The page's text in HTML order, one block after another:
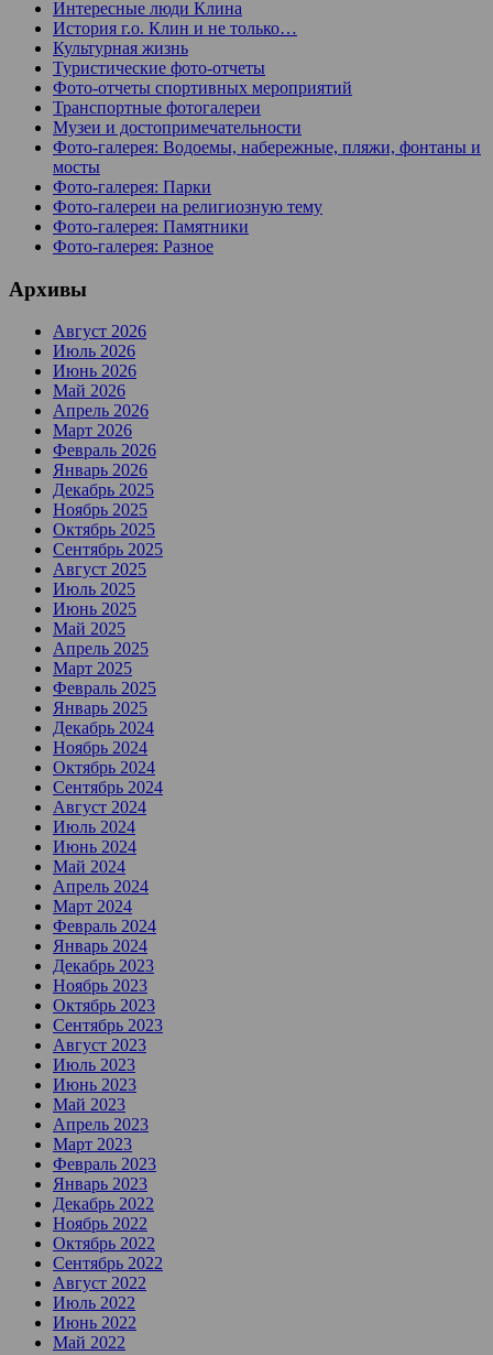
Интересные люди Клина
История г.о. Клин и не только…
Культурная жизнь
Туристические фото-отчеты
Фото-отчеты спортивных мероприятий
Транспортные фотогалереи
Музеи и достопримечательности
Фото-галерея: Водоемы, набережные, пляжи, фонтаны и
мосты
Фото-галерея: Парки
Фото-галереи на религиозную тему
Фото-галерея: Памятники
Фото-галерея: Разное
Архивы
Август 2026
Июль 2026
Июнь 2026
Май 2026
Апрель 2026
Март 2026
Февраль 2026
Январь 2026
Декабрь 2025
Ноябрь 2025
Октябрь 2025
Сентябрь 2025
Август 2025
Июль 2025
Июнь 2025
Май 2025
Апрель 2025
Март 2025
Февраль 2025
Январь 2025
Декабрь 2024
Ноябрь 2024
Октябрь 2024
Сентябрь 2024
Август 2024
Июль 2024
Июнь 2024
Май 2024
Апрель 2024
Март 2024
Февраль 2024
Январь 2024
Декабрь 2023
Ноябрь 2023
Октябрь 2023
Сентябрь 2023
Август 2023
Июль 2023
Июнь 2023
Май 2023
Апрель 2023
Март 2023
Февраль 2023
Январь 2023
Декабрь 2022
Ноябрь 2022
Октябрь 2022
Сентябрь 2022
Август 2022
Июль 2022
Июнь 2022
Май 2022